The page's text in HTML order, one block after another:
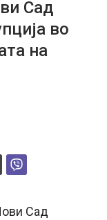
Сад
во
на
Сад